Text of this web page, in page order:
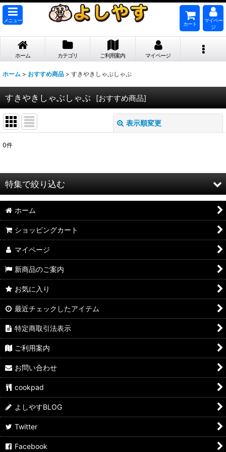
メニュー
カート
マイペー
ジ
ホーム カテゴリ ご利用案内 マイページ
ホーム > おすすめ商品 > すきやきしゃぶしゃぶ
すきやきしゃぶしゃぶ [おすすめ商品]
表示順変更
並び順 :
0件
特集で絞り込む
【業務用 お取引先様専用】
よしやす歳末市
すきやきしゃぶしゃぶ
ぶたまん
ウマ麺
飲料
よしやす弁当
サイドメニュー
よしやすフェス
ホーム
ショッピングカート
マイページ
新商品のご案内
お気に入り
最近チェックしたアイテム
特定商取引法表示
ご利用案内
お問い合わせ
cookpad
よしやすBLOG
Twitter
Facebook